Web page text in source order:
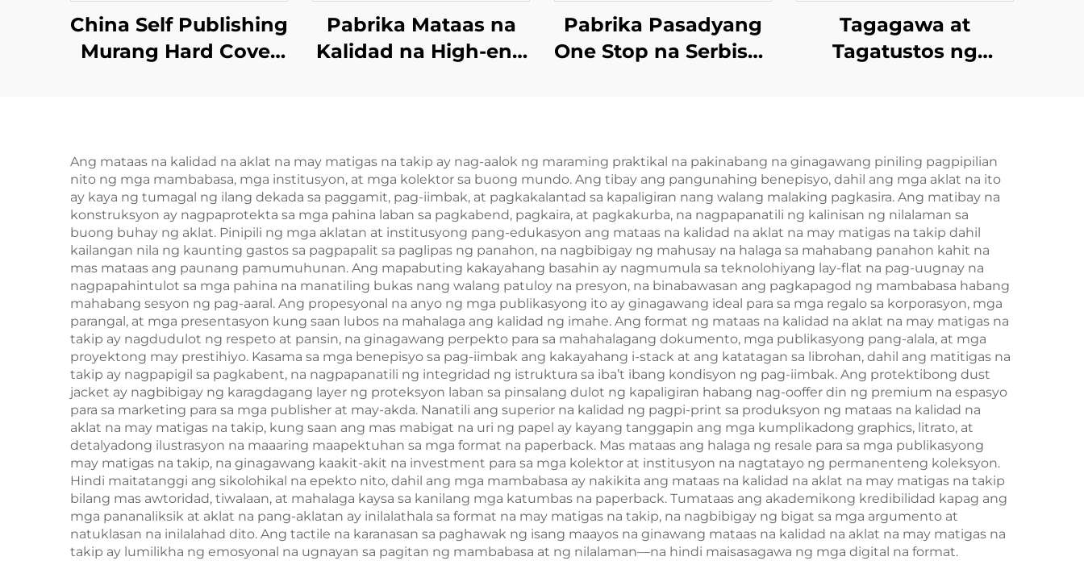
China Self Publishing
Murang Hard Cover
ng mga Matatanda
Romanza Linen
Hardcover na Libro
Pabrika Mataas na
Kalidad na High-end
Stamping at
Embossing
Hardcover na Pag-
print ng Libro
Pabrika Pasadyang
One Stop na Serbisyo
Pag-print ng Libro
Hardcover na Photo
Book na may
Gintong Gilya
Tagagawa at
Tagatustos ng
| Pasadyang Pag-
print at Pag-iimpake
para sa mga
Matatanda at Mag-
asawa
Ang mataas na kalidad na aklat na may matigas na takip ay nag-aalok ng maraming praktikal na pakinabang na ginagawang piniling pagpipilian
nito ng mga mambabasa, mga institusyon, at mga kolektor sa buong mundo. Ang tibay ang pangunahing benepisyo, dahil ang mga aklat na ito
ay kaya ng tumagal ng ilang dekada sa paggamit, pag-iimbak, at pagkakalantad sa kapaligiran nang walang malaking pagkasira. Ang matibay na
konstruksyon ay nagpaprotekta sa mga pahina laban sa pagkabend, pagkaira, at pagkakurba, na nagpapanatili ng kalinisan ng nilalaman sa
buong buhay ng aklat. Pinipili ng mga aklatan at institusyong pang-edukasyon ang mataas na kalidad na aklat na may matigas na takip dahil
kailangan nila ng kaunting gastos sa pagpapalit sa paglipas ng panahon, na nagbibigay ng mahusay na halaga sa mahabang panahon kahit na
mas mataas ang paunang pamumuhunan. Ang mapabuting kakayahang basahin ay nagmumula sa teknolohiyang lay-flat na pag-uugnay na
nagpapahintulot sa mga pahina na manatiling bukas nang walang patuloy na presyon, na binabawasan ang pagkapagod ng mambabasa habang
mahabang sesyon ng pag-aaral. Ang propesyonal na anyo ng mga publikasyong ito ay ginagawang ideal para sa mga regalo sa korporasyon, mga
parangal, at mga presentasyon kung saan lubos na mahalaga ang kalidad ng imahe. Ang format ng mataas na kalidad na aklat na may matigas na
takip ay nagdudulot ng respeto at pansin, na ginagawang perpekto para sa mahahalagang dokumento, mga publikasyong pang-alala, at mga
proyektong may prestihiyo. Kasama sa mga benepisyo sa pag-iimbak ang kakayahang i-stack at ang katatagan sa librohan, dahil ang matitigas na
takip ay nagpapigil sa pagkabent, na nagpapanatili ng integridad ng istruktura sa iba’t ibang kondisyon ng pag-iimbak. Ang protektibong dust
jacket ay nagbibigay ng karagdagang layer ng proteksyon laban sa pinsalang dulot ng kapaligiran habang nag-ooffer din ng premium na espasyo
para sa marketing para sa mga publisher at may-akda. Nanatili ang superior na kalidad ng pagpi-print sa produksyon ng mataas na kalidad na
aklat na may matigas na takip, kung saan ang mas mabigat na uri ng papel ay kayang tanggapin ang mga kumplikadong graphics, litrato, at
detalyadong ilustrasyon na maaaring maapektuhan sa mga format na paperback. Mas mataas ang halaga ng resale para sa mga publikasyong
may matigas na takip, na ginagawang kaakit-akit na investment para sa mga kolektor at institusyon na nagtatayo ng permanenteng koleksyon.
Hindi maitatanggi ang sikolohikal na epekto nito, dahil ang mga mambabasa ay nakikita ang mataas na kalidad na aklat na may matigas na takip
bilang mas awtoridad, tiwalaan, at mahalaga kaysa sa kanilang mga katumbas na paperback. Tumataas ang akademikong kredibilidad kapag ang
mga pananaliksik at aklat na pang-aklatan ay inilalathala sa format na may matigas na takip, na nagbibigay ng bigat sa mga argumento at
natuklasan na inilalahad dito. Ang tactile na karanasan sa paghawak ng isang maayos na ginawang mataas na kalidad na aklat na may matigas na
takip ay lumilikha ng emosyonal na ugnayan sa pagitan ng mambabasa at ng nilalaman—na hindi maisasagawa ng mga digital na format.